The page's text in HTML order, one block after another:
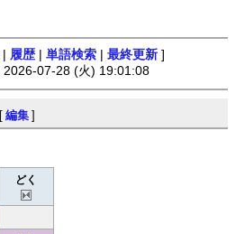
履歴 単語検索 最終更新 ]
2026-07-28 (火) 19:01:08
[ 編集 ]
どく